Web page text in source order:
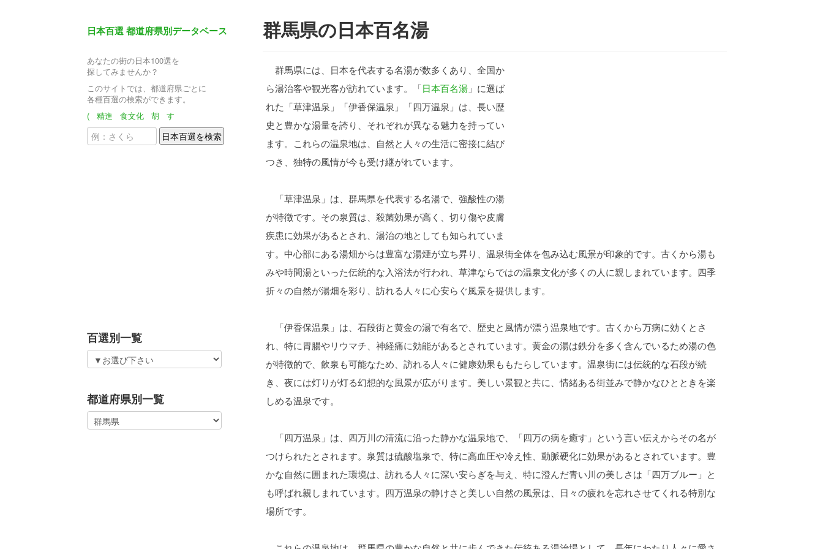
日本百選 都道府県別データベース
あなたの街の日本100選を
探してみませんか？
このサイトでは、都道府県ごとに
各種百選の検索ができます。
(
精進 食文化 胡 す
百選別一覧
都道府県別一覧
群馬県の日本百名湯
群馬県には、日本を代表する名湯が数多くあり、全国か
ら湯治客や観光客が訪れています。「日本百名湯」に選ば
れた「草津温泉」「伊香保温泉」「四万温泉」は、長い歴
史と豊かな湯量を誇り、それぞれが異なる魅力を持ってい
ます。これらの温泉地は、自然と人々の生活に密接に結び
つき、独特の風情が今も受け継がれています。
「草津温泉」は、群馬県を代表する名湯で、強酸性の湯
が特徴です。その泉質は、殺菌効果が高く、切り傷や皮膚
疾患に効果があるとされ、湯治の地としても知られていま
す。中心部にある湯畑からは豊富な湯煙が立ち昇り、温泉街全体を包み込む風景が印象的です。古くから湯も
みや時間湯といった伝統的な入浴法が行われ、草津ならではの温泉文化が多くの人に親しまれています。四季
折々の自然が湯畑を彩り、訪れる人々に心安らぐ風景を提供します。
「伊香保温泉」は、石段街と黄金の湯で有名で、歴史と風情が漂う温泉地です。古くから万病に効くとさ
れ、特に胃腸やリウマチ、神経痛に効能があるとされています。黄金の湯は鉄分を多く含んでいるため湯の色
が特徴的で、飲泉も可能なため、訪れる人々に健康効果ももたらしています。温泉街には伝統的な石段が続
き、夜には灯りが灯る幻想的な風景が広がります。美しい景観と共に、情緒ある街並みで静かなひとときを楽
しめる温泉です。
「四万温泉」は、四万川の清流に沿った静かな温泉地で、「四万の病を癒す」という言い伝えからその名が
つけられたとされます。泉質は硫酸塩泉で、特に高血圧や冷え性、動脈硬化に効果があるとされています。豊
かな自然に囲まれた環境は、訪れる人々に深い安らぎを与え、特に澄んだ青い川の美しさは「四万ブルー」と
も呼ばれ親しまれています。四万温泉の静けさと美しい自然の風景は、日々の疲れを忘れさせてくれる特別な
場所です。